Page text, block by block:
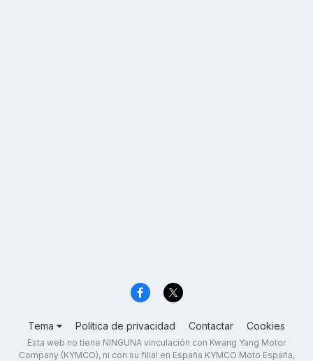
Tema Política de privacidad Contactar Cookies
Esta web no tiene NINGUNA vinculación con Kwang Yang Motor
Company (KYMCO), ni con su filial en España KYMCO Moto España,